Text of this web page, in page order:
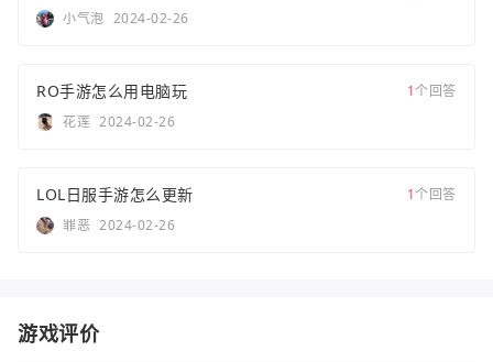
小气泡 2024-02-26
RO手游怎么用电脑玩 1个回答
花莲 2024-02-26
LOL日服手游怎么更新 1个回答
罪恶 2024-02-26
游戏评价